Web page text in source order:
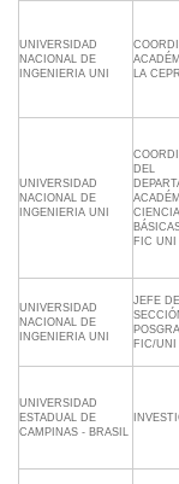
UNIVERSIDAD
NACIONAL DE
INGENIERIA UNI
LA
UNIVERSIDAD
NACIONAL DE
INGENIERIA UNI
DEL
FIC UNI
UNIVERSIDAD
NACIONAL DE
INGENIERIA UNI
JEFE
FIC/UNI
UNIVERSIDAD
ESTADUAL DE
CAMPINAS - BRASIL